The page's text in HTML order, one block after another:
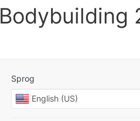
Bodybuilding
Sprog